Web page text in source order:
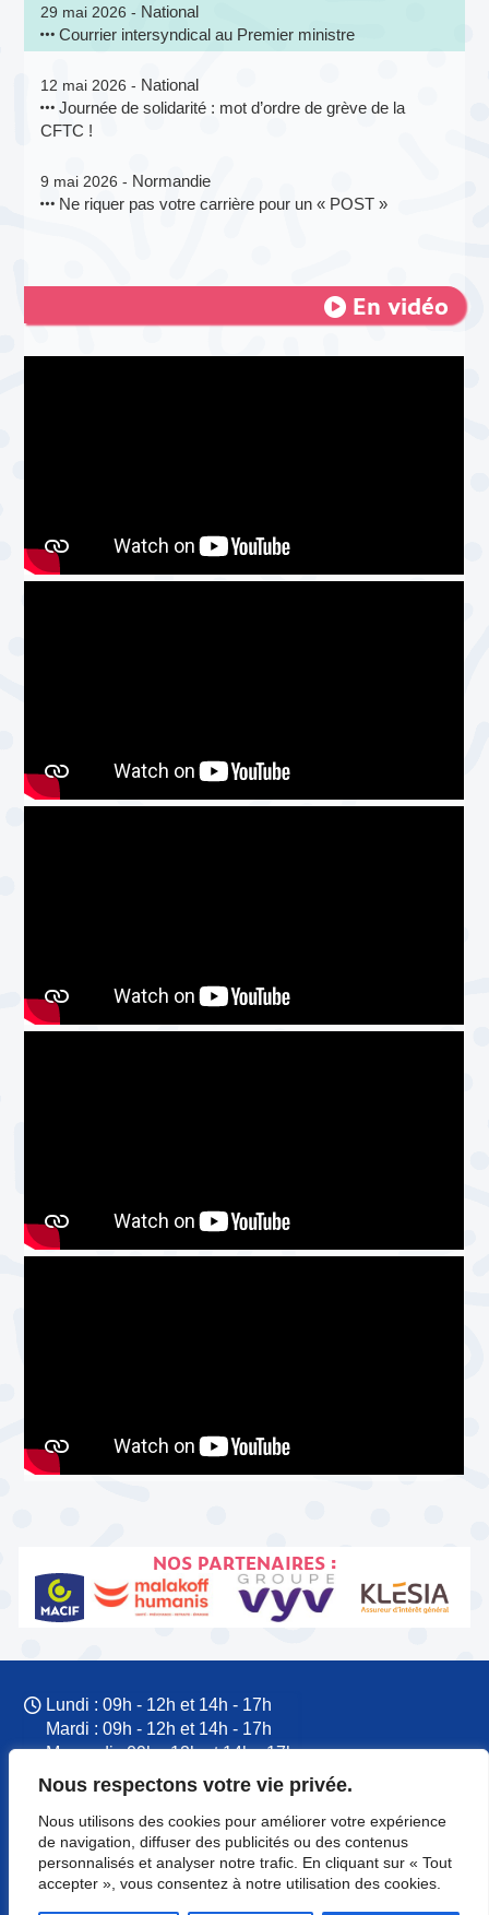
Nous respectons votre vie privée.
Nous utilisons des cookies pour améliorer votre expérience
de navigation, diffuser des publicités ou des contenus
personnalisés et analyser notre trafic. En cliquant sur « Tout
accepter », vous consentez à notre utilisation des cookies.
29 mai 2026 - National
Courrier intersyndical au Premier ministre
12 mai 2026 - National
Journée de solidarité : mot d’ordre de grève de la
CFTC !
9 mai 2026 - Normandie
Ne riquer pas votre carrière pour un « POST »
En vidéo
NOS PARTENAIRES :
Lundi : 09h - 12h et 14h - 17h
Mardi : 09h - 12h et 14h - 17h
Mercredi : 09h - 12h et 14h - 17h
Jeudi : 09h - 12h et 14h - 17h
Vendredi : 09h - 12h et 14h - 17h
09 77 60 53 37
CFTC Normandie
8 rue du Colonel Rémy
14000 Caen